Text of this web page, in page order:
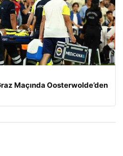
Maçında Oosterwolde’den